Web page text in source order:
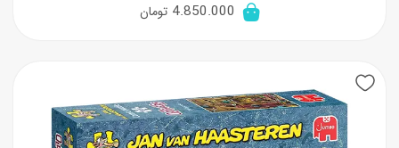
4.850.000 تومان